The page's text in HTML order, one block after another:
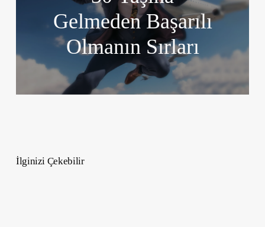
Gelmeden Başarılı
Olmanın Sırları
İlginizi Çekebilir